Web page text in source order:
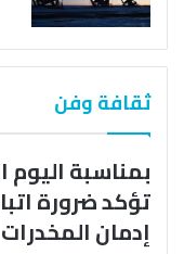
ثقافة وفن
بمناسبة اليوم
تؤكد ضرورة
إدمان المخدرات